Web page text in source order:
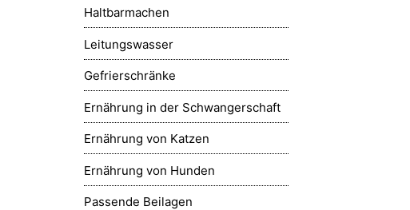
Haltbarmachen
Leitungswasser
Gefrierschränke
Ernährung in der Schwangerschaft
Ernährung von Katzen
Ernährung von Hunden
Passende Beilagen